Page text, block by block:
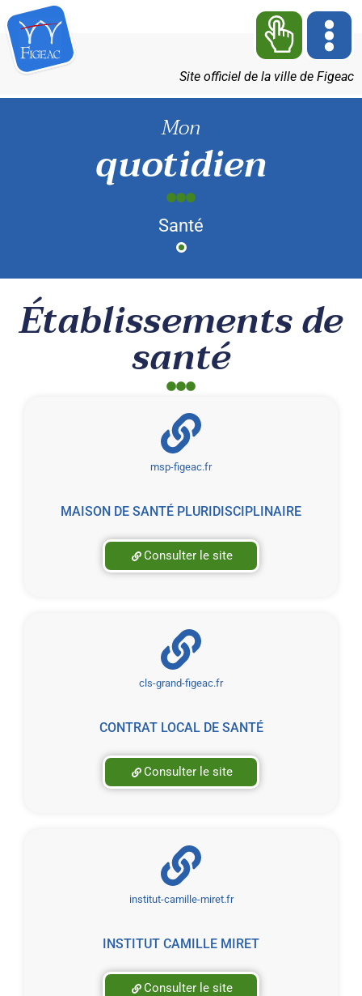
Site officiel de la ville de Figeac
Mon
quotidien
Santé
Établissements de
santé
msp-figeac.fr
MAISON DE SANTÉ PLURIDISCIPLINAIRE
Consulter le site
cls-grand-figeac.fr
CONTRAT LOCAL DE SANTÉ
Consulter le site
institut-camille-miret.fr
INSTITUT CAMILLE MIRET
Consulter le site